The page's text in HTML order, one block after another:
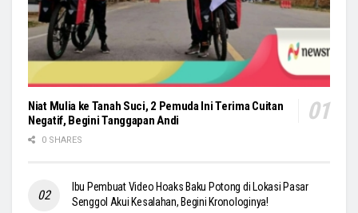
Niat Mulia ke Tanah Suci, 2 Pemuda Ini Terima Cuitan
Negatif, Begini Tanggapan Andi
0 SHARES
Ibu Pembuat Video Hoaks Baku Potong di Lokasi Pasar
Senggol Akui Kesalahan, Begini Kronologinya!